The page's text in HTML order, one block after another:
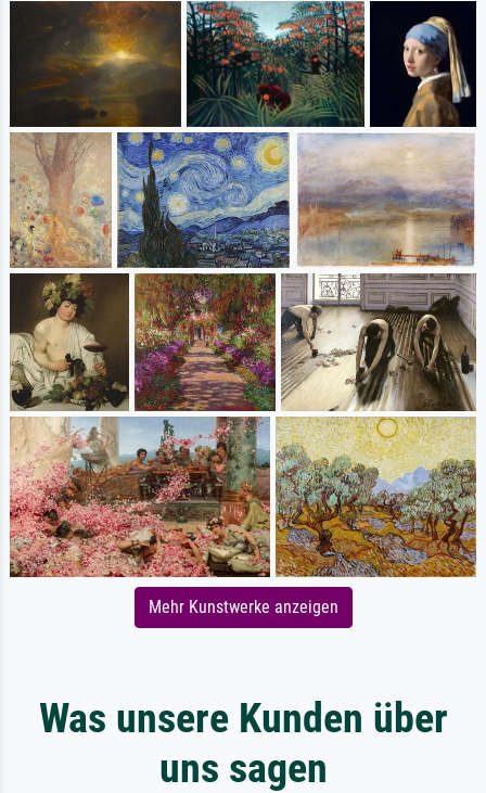
Mehr Kunstwerke anzeigen
Was unsere Kunden über
uns sagen